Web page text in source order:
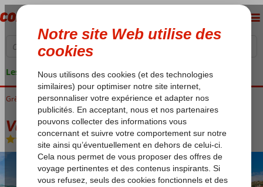
Les garanties de vacances
Grèce Samos Voyage Excursions Samos Voyage Excursions Samos 3*
Voyage Excursions Samos 3*
Logement-Hôtel